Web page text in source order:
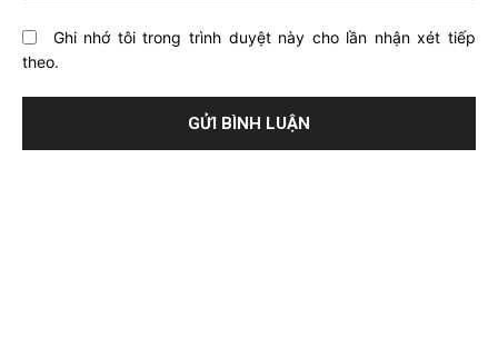
Ghi nhớ tôi trong trình duyệt này cho lần nhận xét tiếp
theo.